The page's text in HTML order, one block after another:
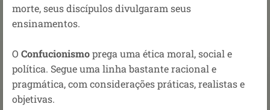
morte, seus discípulos divulgaram seus
ensinamentos.
O Confucionismoprega uma ética moral, social e
política. Segue uma linha bastante racional e
pragmática, com considerações práticas, realistas e
objetivas.